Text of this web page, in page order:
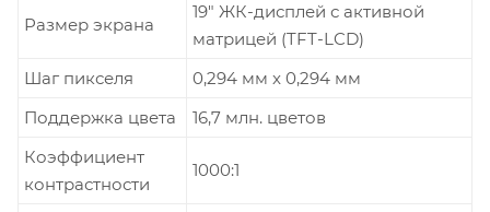
Размер экрана
19" ЖК-дисплей с активной
матрицей (TFT-LCD)
Шаг пикселя
0,294 мм x 0,294 мм
Поддержка цвета
16,7 млн. цветов
Коэффициент
контрастности
1000:1